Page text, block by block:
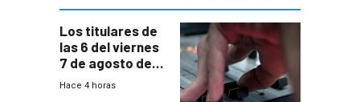
Los titulares de
las 6 del viernes
7 de agosto de
2026
Hace 4 horas